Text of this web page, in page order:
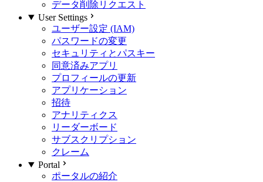
データ削除リクエスト
User Settings
ユーザー設定 (IAM)
パスワードの変更
セキュリティとパスキー
同意済みアプリ
プロフィールの更新
アプリケーション
招待
アナリティクス
リーダーボード
サブスクリプション
クレーム
Portal
ポータルの紹介